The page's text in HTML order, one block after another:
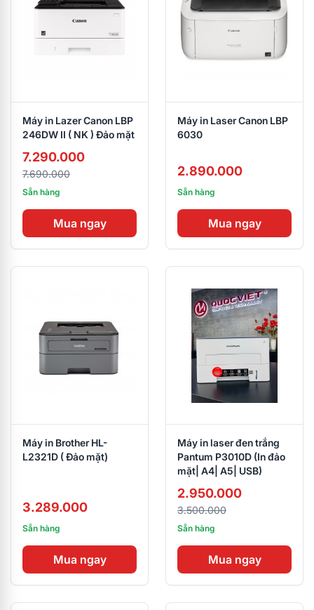
Máy in Lazer Canon LBP
246DW II ( NK ) Đảo mặt
7.290.000
7.690.000
Sẵn hàng
Mua ngay
Máy in Laser Canon LBP
6030
2.890.000
Sẵn hàng
Mua ngay
Máy in Brother HL-
L2321D ( Đảo mặt)
3.289.000
Sẵn hàng
Mua ngay
Máy in laser đen trắng
Pantum P3010D (In đảo
mặt| A4| A5| USB)
2.950.000
3.500.000
Sẵn hàng
Mua ngay